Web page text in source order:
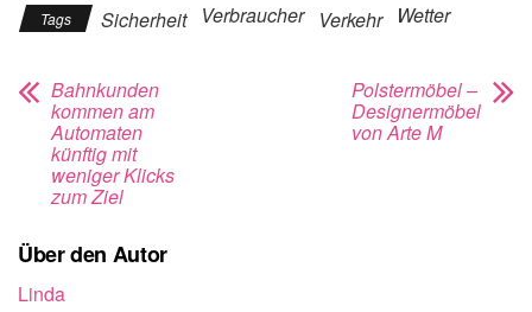
Tags
Sicherheit Verbraucher Verkehr Wetter
Bahnkunden
kommen am
Automaten
künftig mit
weniger Klicks
zum Ziel
Polstermöbel –
Designermöbel
von Arte M
Über den Autor
Linda